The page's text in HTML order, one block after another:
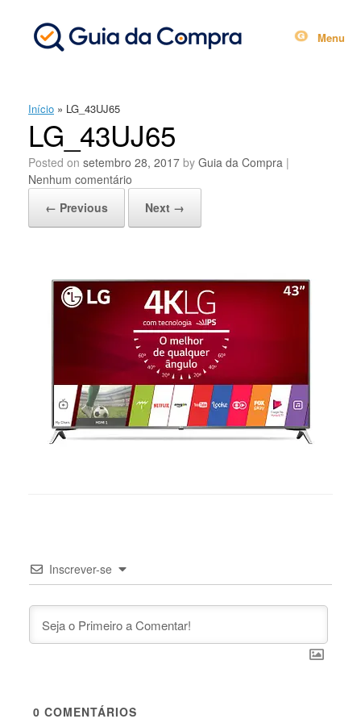
Menu
Início » LG_43UJ65
LG_43UJ65
Posted on setembro 28, 2017 by Guia da Compra |
Nenhum comentário
← Previous
Next →
Inscrever-se
0 COMENTÁRIOS